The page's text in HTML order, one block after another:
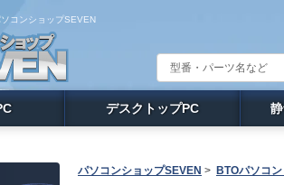
コンショップSEVEN
デスクトップPC
パソコンショップSEVEN > BTOパソコ